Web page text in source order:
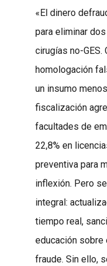
«El dinero
para eliminar
cirugías no-GES.
homologación
un insumo
fiscalización
facultades de
22,8% en
preventiva para
inflexión. Pero
integral:
tiempo real,
educación sobre
fraude. Sin ello,